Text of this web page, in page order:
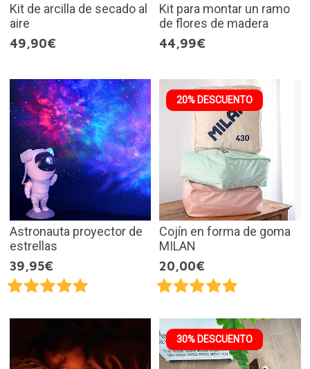
Kit de arcilla de secado al
aire
49,90€
Kit para montar un ramo
de flores de madera
44,99€
Astronauta proyector de
estrellas
39,95€
20% DESCUENTO
Cojín en forma de goma
MILAN
20,00€
30% DESCUENTO